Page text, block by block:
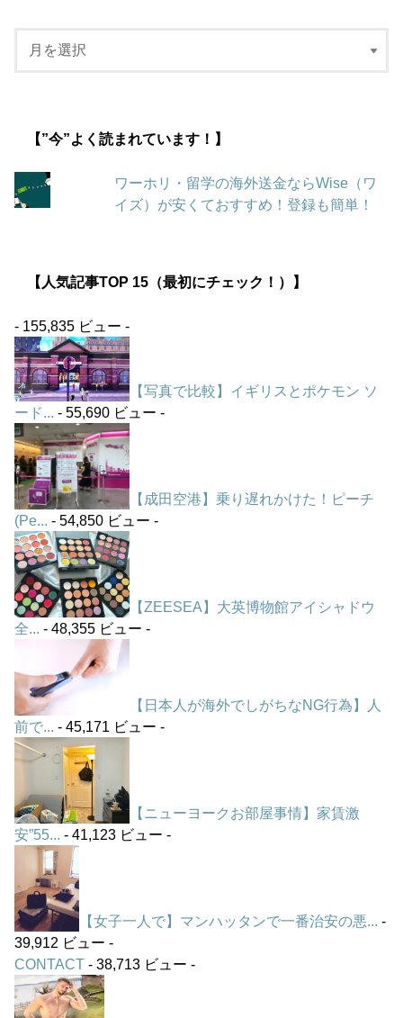
【”今”よく読まれています！】
ワーホリ・留学の海外送金ならWise（ワ
イズ）が安くておすすめ！登録も簡単！
【人気記事TOP 15（最初にチェック！）】
- 155,835 ビュー -
【写真で比較】イギリスとポケモン ソ
ード... - 55,690 ビュー -
【成田空港】乗り遅れかけた！ピーチ
(Pe... - 54,850 ビュー -
【ZEESEA】大英博物館アイシャドウ
全... - 48,355 ビュー -
【日本人が海外でしがちなNG行為】人
前で... - 45,171 ビュー -
【ニューヨークお部屋事情】家賃激
安”55... - 41,123 ビュー -
【女子一人で】マンハッタンで一番治安の悪... -
39,912 ビュー -
CONTACT - 38,713 ビュー -